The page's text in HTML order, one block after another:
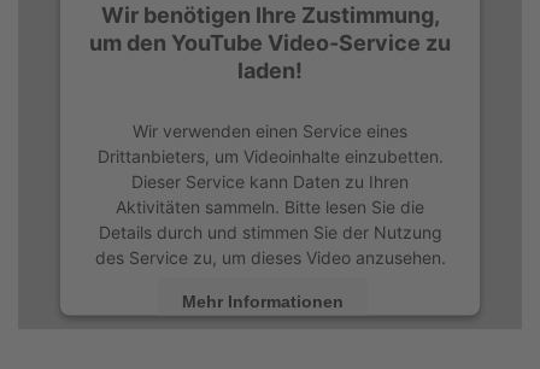
Wir benötigen Ihre Zustimmung,
um den YouTube Video-Service zu
laden!
Wir verwenden einen Service eines
Drittanbieters, um Videoinhalte einzubetten.
Dieser Service kann Daten zu Ihren
Aktivitäten sammeln. Bitte lesen Sie die
Details durch und stimmen Sie der Nutzung
des Service zu, um dieses Video anzusehen.
Mehr Informationen